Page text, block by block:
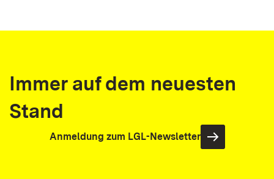
Immer auf dem neuesten
Stand
Anmeldung zum LGL-Newsletter